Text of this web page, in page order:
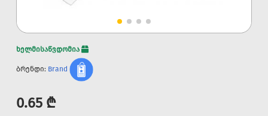
ხელმისაწვდომია
ბრენდი: Brand
0.65 ₾